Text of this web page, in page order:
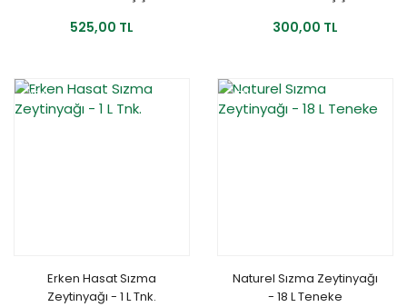
525,00 TL 300,00 TL
YENİ
Erken Hasat Sızma
Zeytinyağı - 1 L Tnk.
YENİ
Naturel Sızma Zeytinyağı
- 18 L Teneke